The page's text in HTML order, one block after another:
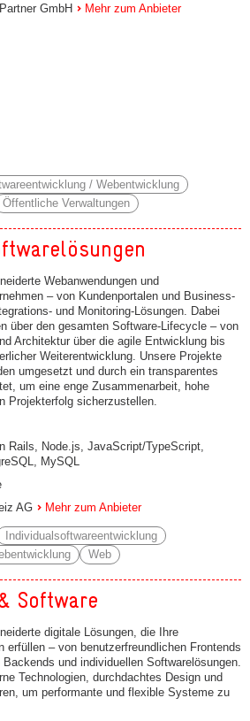
GmbH Mehr zum Anbieter
/ Webentwicklung
Öffentliche Verwaltungen
Webanwendungen und
– von Kundenportalen und Business-
und Monitoring-Lösungen. Dabei
über den gesamten Software-Lifecycle – von
Architektur über die agile Entwicklung bis
Weiterentwicklung. Unsere Projekte
umgesetzt und durch ein transparentes
um eine enge Zusammenarbeit, hohe
Projekterfolg sicherzustellen.
Rails, Node.js, JavaScript/TypeScript,
MySQL
AG Mehr zum Anbieter
Individualsoftwareentwicklung
Web
Software
digitale Lösungen, die Ihre
erfüllen – von benutzerfreundlichen Frontends
und individuellen Softwarelösungen.
Technologien, durchdachtes Design und
um performante und flexible Systeme zu